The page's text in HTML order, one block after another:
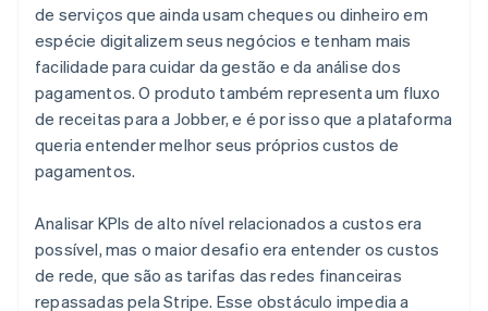
de serviços que ainda usam cheques ou dinheiro em
espécie digitalizem seus negócios e tenham mais
facilidade para cuidar da gestão e da análise dos
pagamentos. O produto também representa um fluxo
de receitas para a Jobber, e é por isso que a plataforma
queria entender melhor seus próprios custos de
pagamentos.
Analisar KPIs de alto nível relacionados a custos era
possível, mas o maior desafio era entender os custos
de rede, que são as tarifas das redes financeiras
repassadas pela Stripe. Esse obstáculo impedia a